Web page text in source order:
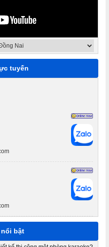
tuyến
bật
thi công cách âm phòng hát
trọn gói cần chuẩn bị những gì?
karaoke nội thất thịnh cường
hát karaoke gia đình tiện nghi
phong cách Nhật ấn tượng độc